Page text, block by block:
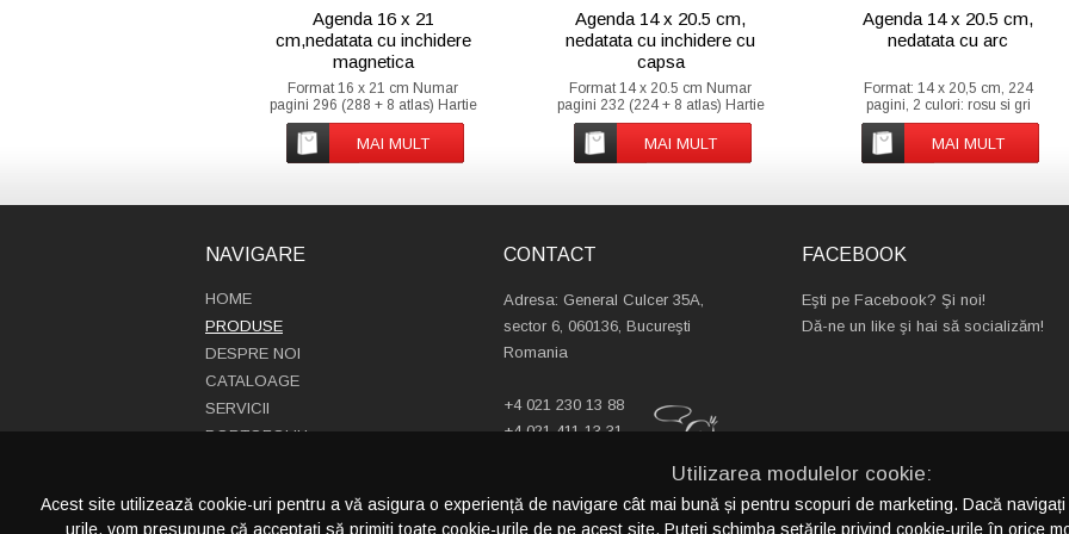
Agenda 16 x 21
cm,nedatata cu inchidere
magnetica
Format 16 x 21 cm Numar
pagini 296 (288 + 8 atlas) Hartie
Offset import ivoire 70g/mp
Imprimare Forzat ivoire 2 culori
(rosu + gri) Atlas 8 pagini
Cusuta, legata Colturi
MAI MULT
Agenda 14 x 20.5 cm,
nedatata cu inchidere cu
capsa
Format 14 x 20.5 cm Numar
pagini 232 (224 + 8 atlas) Hartie
Offset import ivoire 70g/mp
Imprimare 2 culori (albastru +
gri) Atlas 8 pagini policromie
MAI MULT
Agenda 14 x 20.5 cm,
nedatata cu arc
Format: 14 x 20,5 cm, 224
pagini, 2 culori: rosu si gri
Suport: hartie offset import Ivory,
70 g/mp Finisare: coperti
neburetate, cu clapa si magnet;
MAI MULT
NAVIGARE
HOME
PRODUSE
DESPRE NOI
CATALOAGE
SERVICII
PORTOFOLIU
CONTACT
Adresa: General Culcer 35A,
sector 6, 060136, Bucureşti
Romania
+4 021 230 13 88
+4 021 411 13 31
FACEBOOK
Eşti pe Facebook? Şi noi!
Dă-ne un like şi hai să socializăm!
Utilizarea modulelor cookie:
Acest site utilizează cookie-uri pentru a vă asigura o experiență de navigare cât mai bună și pentru scopuri de marketing. Dacă
urile, vom presupune că acceptați să primiți toate cookie-urile de pe acest site. Puteți schimba setările privind cookie-urile în orice